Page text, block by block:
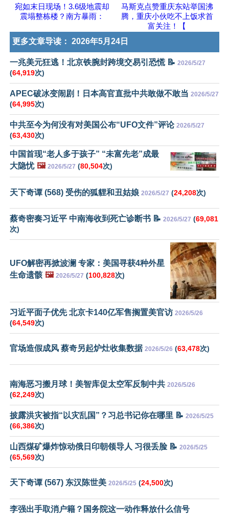
宛如末日现场！3.6级地震却
震塌整栋楼？南方暴雨：
马斯克点赞重庆东站举国沸
腾，重庆小伙吃不上饭求首
富关注！【
更多文章导读： 2026年5月24日
一兆美元狂逃！北京铁腕封跨境交易引恐慌 📝 2026/5/27
(64,919次)
APEC破冰变闹剧！日本高官直批中共敢做不敢当 2026/5/27
(64,995次)
中共至今为何没有对美国公布“UFO文件”评论 2026/5/27
(63,430次)
中国首现“老人多于孩子” “未富先老”成最
大隐忧 🖼️ 2026/5/27 (80,504次)
天下奇谭 (568) 受伤的狐貍和丑姑娘 2026/5/27 (24,208次)
蔡奇密奏习近平 中南海收到死亡诊断书 📝 2026/5/27 (69,081
次)
UFO解密再掀波澜 专家：美国寻获4种外星
生命遗骸 🖼️ 2026/5/27 (100,828次)
习近平面子优先 北京卡140亿军售搁置美官访 2026/5/26
(64,549次)
官场造假成风 蔡奇另起炉灶收集数据 2026/5/26 (63,478次)
南海恶习搬月球！美智库促太空军反制中共 2026/5/26
(62,249次)
披露洪灾被指“以灾乱国”？习总书记你在哪里 📝 2026/5/25
(66,386次)
山西煤矿爆炸惊动俄日印朝领导人 习很丢脸 📝 2026/5/25
(65,569次)
天下奇谭 (567) 东汉陈世美 2026/5/25 (24,500次)
李强出手取消户籍？国务院这一动作释放什么信号